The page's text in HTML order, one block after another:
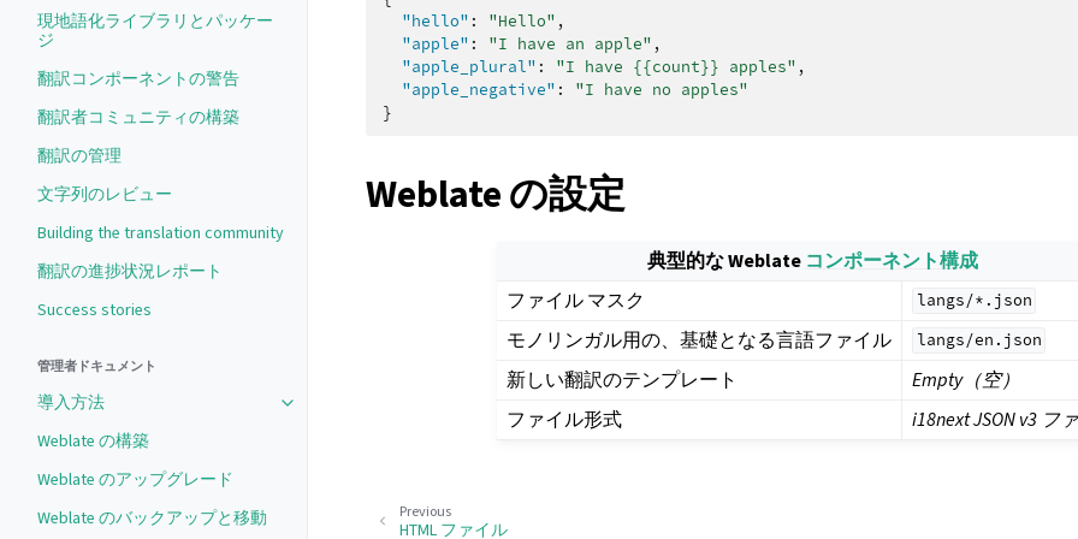
現地語化ライブラリとパッケー
ジ
翻訳コンポーネントの警告
翻訳者コミュニティの構築
翻訳の管理
文字列のレビュー
Building the translation community
翻訳の進捗状況レポート
Success stories
管理者ドキュメント
導入方法
Weblate の構築
Weblate のアップグレード
Weblate のバックアップと移動
"hello" : "Hello" ,
"apple" : "I have an apple" ,
"apple_plural" : "I have {{count}} apples" ,
"apple_negative" :
"I have no apples"
}
Weblate の設定
典型的な Weblate コンポーネント構成
ファイル マスク
langs/*.json
モノリンガル用の、基礎となる言語ファイル langs/en.json
新しい翻訳のテンプレート
Empty（空）
ファイル形式
i18next JSON v3 フ
Previous
HTML ファイル